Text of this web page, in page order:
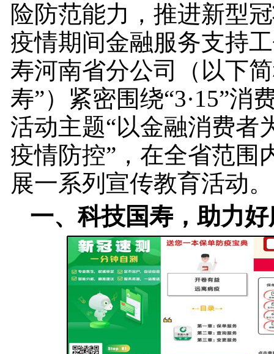
险防范能力，推进新型
疫情期间金融服务支持
寿河南省分公司（以下
寿”）紧密围绕“3·15”消
活动主题“以金融消费者
疫情防控”，在全省范围
展一系列宣传教育活动
一、科技国寿，助力